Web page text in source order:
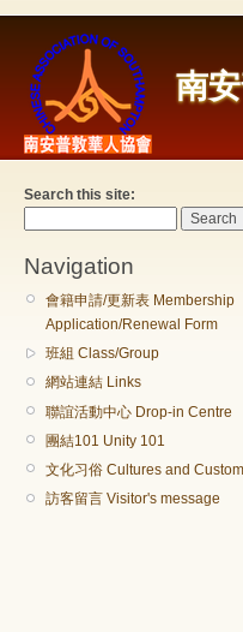
南
Search this site:
Navigation
會籍申請/更新表 Membership
Application/Renewal Form
班組 Class/Group
網站連結 Links
聯誼活動中心 Drop-in Centre
團結101 Unity 101
文化习俗 Cultures and
訪客留言 Visitor's message